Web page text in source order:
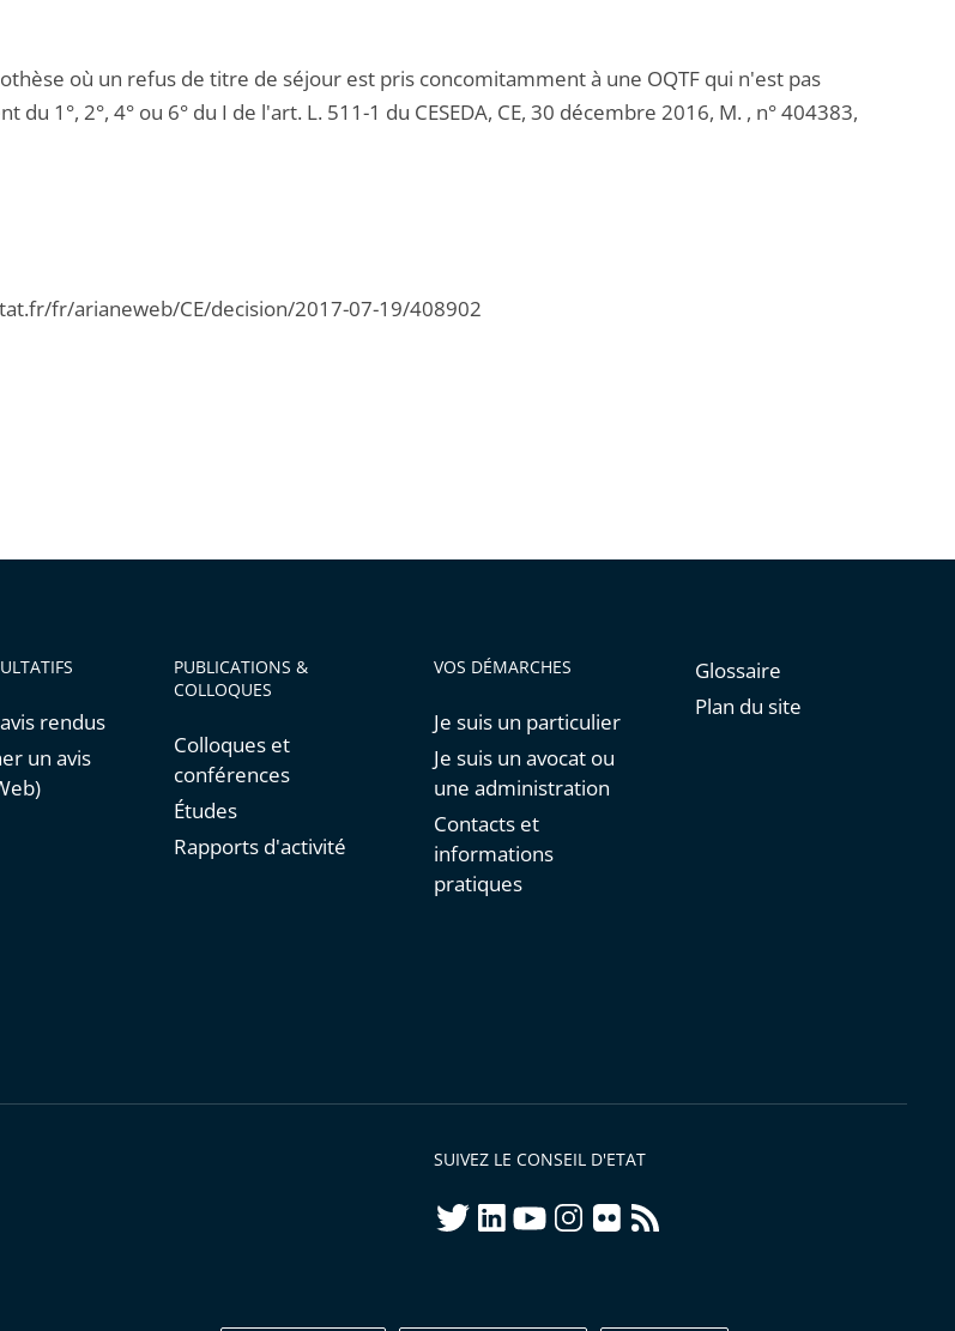
où un refus de titre de séjour est pris concomitamment à une OQTF qui n'est pas
du 1°, 2°, 4° ou 6° du I de l'art. L. 511-1 du CESEDA, CE, 30 décembre 2016, M. , n° 404383,
fr/arianeweb/CE/decision/2017-07-19/408902
rendus
un avis
PUBLICATIONS &
COLLOQUES
Colloques et
conférences
Études
Rapports d'activité
VOS DÉMARCHES
Je suis un particulier
Je suis un avocat ou
une administration
Contacts et
informations
pratiques
Glossaire
Plan du site
SUIVEZ LE CONSEIL D'ETAT
twitterlinkedInyoutubeinstagram
flickrrss